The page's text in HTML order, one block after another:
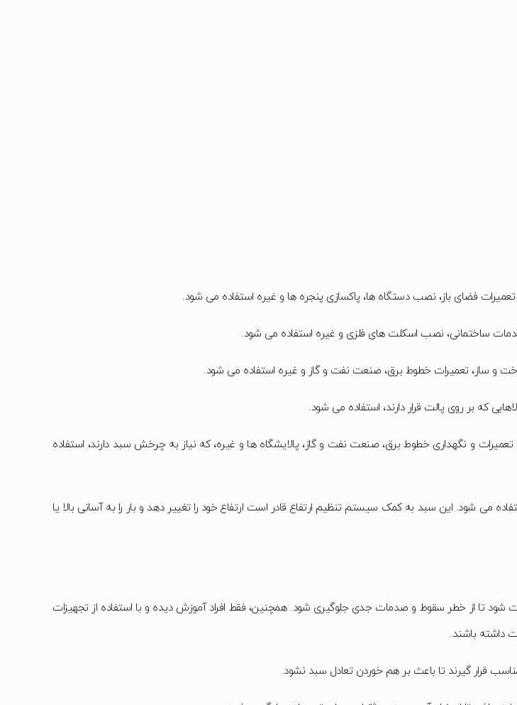
فضای باز، نصب دستگاه ها، پاکسازی پنجره ها و غیره استفاده می شود.
ساختمانی، نصب اسکلت های فلزی و غیره استفاده می شود.
و ساز، تعمیرات خطوط برق، صنعت نفت و گاز و غیره استفاده می شود.
که بر روی پالت قرار دارند، استفاده می شود.
و نگهداری خطوط برق، صنعت نفت و گاز، پالایشگاه ها و غیره، که نیاز به چرخش سبد دارند، استفاده
می شود. این سبد به کمک سیستم تنظیم ارتفاع قادر است ارتفاع خود را تغییر دهد و بار را به آسانی بالا یا
تا از خطر سقوط و صدمات جدی جلوگیری شود. همچنین، فقط افراد آموزش دیده و با استفاده از تجهیزات
داشته باشند.
قرار گیرند تا باعث بر هم خوردن تعادل سبد نشود.